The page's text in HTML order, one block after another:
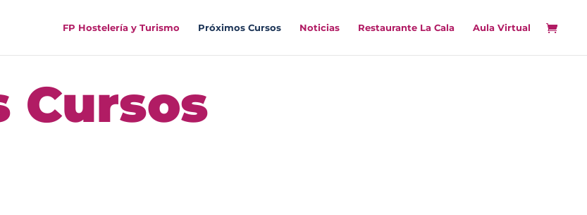
FP Hostelería y Turismo Próximos Cursos Noticias Restaurante La Cala Aula Virtual
Cursos